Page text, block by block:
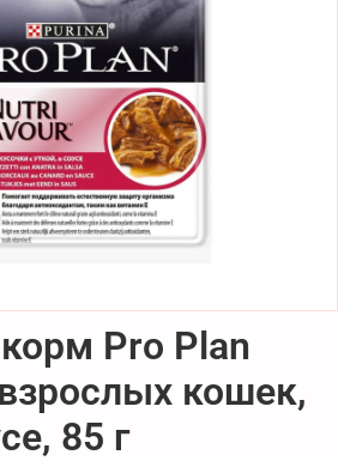
Pro Plan
кошек,
85 г